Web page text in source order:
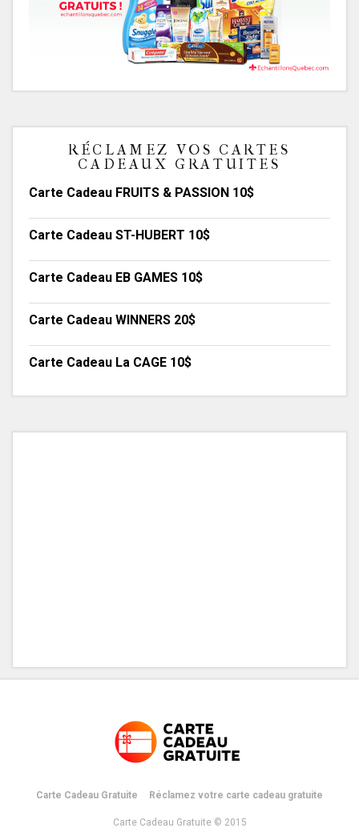
RÉCLAMEZ VOS CARTES
CADEAUX GRATUITES
Carte Cadeau FRUITS & PASSION 10$
Carte Cadeau ST-HUBERT 10$
Carte Cadeau EB GAMES 10$
Carte Cadeau WINNERS 20$
Carte Cadeau La CAGE 10$
Carte Cadeau Gratuite Réclamez votre carte cadeau gratuite
Carte Cadeau Gratuite © 2015